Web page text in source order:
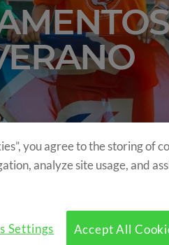
Ubicación Tipo de
you agree to the storing of
analyze site usage, and
Accept All
Settings